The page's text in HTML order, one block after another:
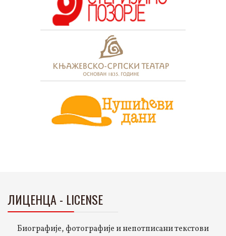
ЛИЦЕНЦА - LICENSE
Биографије, фотографије и непотписани текстови